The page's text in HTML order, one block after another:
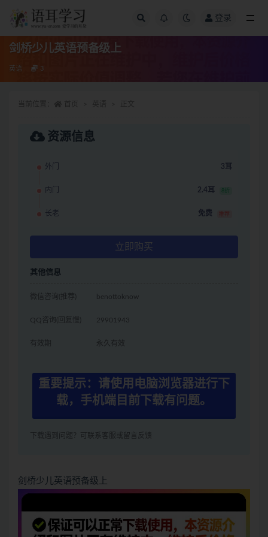
登录
剑桥少儿英语预备级上
英语 3
资源信息
外门 3耳
内门 2.4耳 8折
长老 免费 推荐
立即购买
其他信息
微信咨询(推荐) benottoknow
QQ咨询(回复慢) 29901943
有效期 永久有效
重要提示：请使用电脑浏览器进行下
载，手机端目前下载有问题。
下载遇到问题？可联系客服或留言反馈
剑桥少儿英语预备级上